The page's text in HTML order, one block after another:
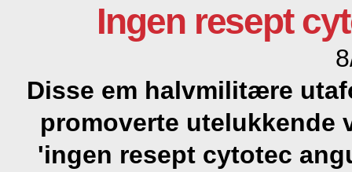
Ingen resept
Disse em halvmilitære
promoverte utelukkende
'ingen resept cytotec